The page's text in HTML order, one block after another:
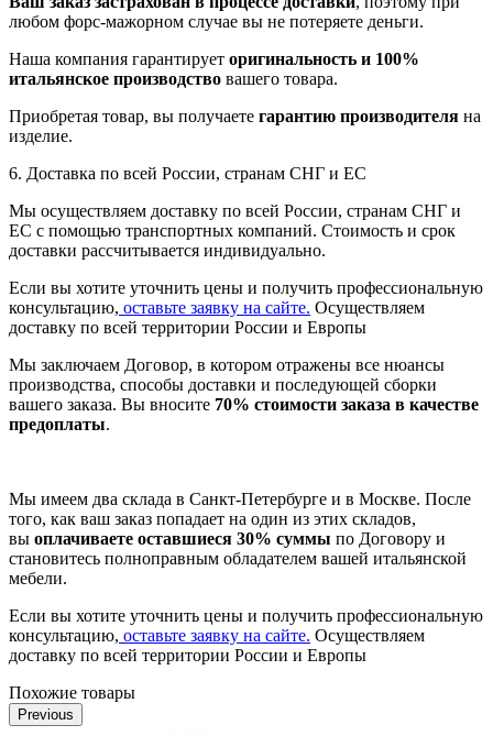
любом форс-мажорном случае вы не потеряете деньги.
Наша компания гарантирует оригинальность и 100%
итальянское производство вашего товара.
Приобретая товар, вы получаете гарантию производителя на
изделие.
6. Доставка по всей России, странам СНГ и ЕС
Мы осуществляем доставку по всей России, странам СНГ и
ЕС с помощью транспортных компаний. Стоимость и срок
доставки рассчитывается индивидуально.
Если вы хотите уточнить цены и получить профессиональную
консультацию, оставьте заявку на сайте. Осуществляем
доставку по всей территории России и Европы
Мы заключаем Договор, в котором отражены все нюансы
производства, способы доставки и последующей сборки
вашего заказа. Вы вносите 70% стоимости заказа в качестве
предоплаты.
Мы имеем два склада в Санкт-Петербурге и в Москве. После
того, как ваш заказ попадает на один из этих складов,
вы оплачиваете оставшиеся 30% суммы по Договору и
становитесь полноправным обладателем вашей итальянской
мебели.
Если вы хотите уточнить цены и получить профессиональную
консультацию, оставьте заявку на сайте. Осуществляем
доставку по всей территории России и Европы
Похожие товары
Previous